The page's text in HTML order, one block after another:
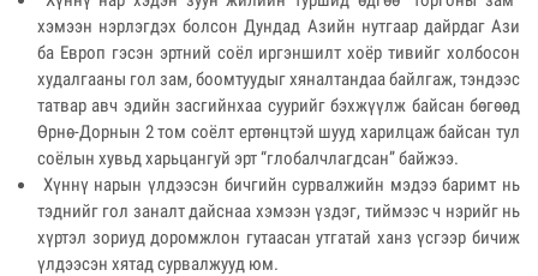
хэмээн нэрлэгдэх болсон Дундад Азийн нутгаар дайрдаг Ази
ба Европ гэсэн эртний соёл иргэншилт хоёр тивийг холбосон
худалгааны гол зам, боомтуудыг хяналтандаа байлгаж, тэндээс
татвар авч эдийн засгийнхаа суурийг бэхжүүлж байсан бөгөөд
Өрнө-Дорнын 2 том соёлт ертөнцтэй шууд харилцаж байсан тул
соёлын хувьд харьцангуй эрт “глобалчлагдсан” байжээ.
Хүннү нарын үлдээсэн бичгийн сурвалжийн мэдээ баримт нь
тэднийг гол заналт дайснаа хэмээн үздэг, тиймээс ч нэрийг нь
хүртэл зориуд доромжлон гутаасан утгатай ханз үсгээр бичиж
үлдээсэн хятад сурвалжууд юм.